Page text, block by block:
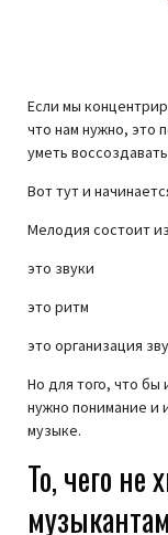
Если мы
что нам нужно, это
уметь
Вот тут и
Мелодия состоит
это звуки
это ритм
это организация
Но для того, что бы
нужно понимание и
музыке.
То, чего не